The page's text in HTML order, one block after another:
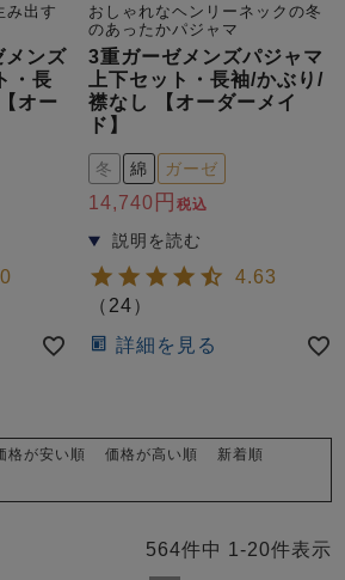
み出す
メンズ
・長
オー
おしゃれなヘンリーネックの冬
のあったかパジャマ
3重ガーゼメンズパジャマ
上下セット・長袖/かぶり/
襟なし 【オーダーメイ
ド】
冬 綿 ガーゼ
14,740 税込
4.63
（ 24）
詳細を見る
格が安い順 価格が高い順
新着順
564件中 1 -20件表示